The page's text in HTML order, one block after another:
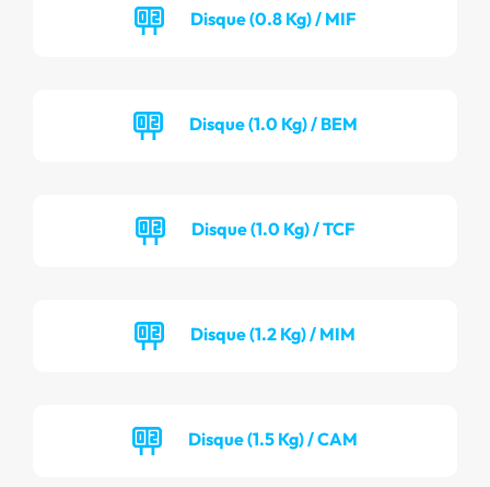
Disque (0.8 Kg) / MIF
Disque (1.0 Kg) / BEM
Disque (1.0 Kg) / TCF
Disque (1.2 Kg) / MIM
Disque (1.5 Kg) / CAM